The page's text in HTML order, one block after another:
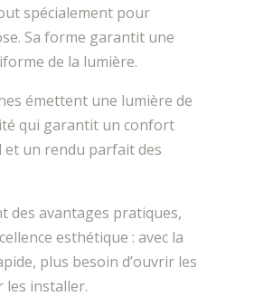
spécialement pour
Sa forme garantit une
de la lumière.
émettent une lumière de
qui garantit un confort
et un rendu parfait des
des avantages pratiques,
esthétique : avec la
plus besoin d’ouvrir les
les installer.